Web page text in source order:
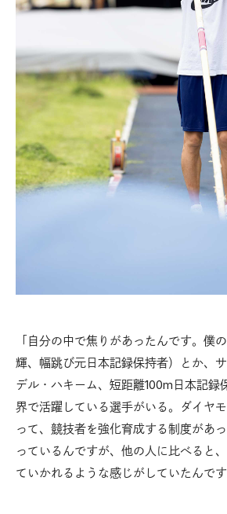
「自分の中で焦りがあったんです。僕
輝、幅跳び元日本記録保持者）とか、
デル・ハキーム、短距離100m日本記録
界で活躍している選手がいる。ダイヤ
って、競技者を強化育成する制度があ
っているんですが、他の人に比べると
ていかれるような感じがしていたんです